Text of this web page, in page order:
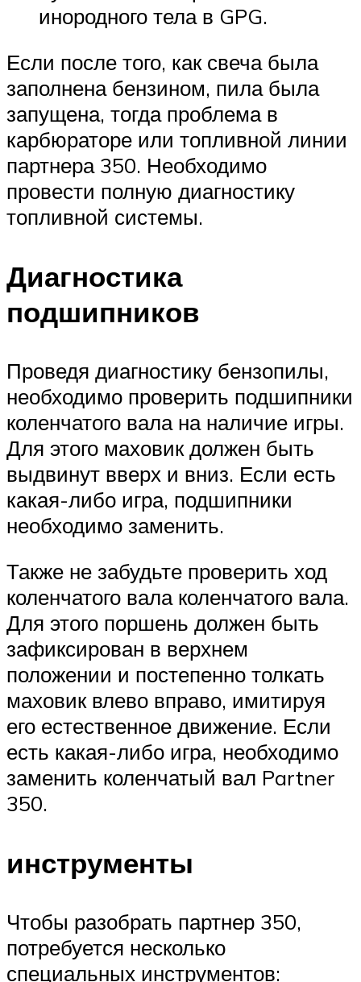
инородного тела в GPG.
Если после того, как свеча была
заполнена бензином, пила была
запущена, тогда проблема в
карбюраторе или топливной линии
партнера 350. Необходимо
провести полную диагностику
топливной системы.
Диагностика
подшипников
Проведя диагностику бензопилы,
необходимо проверить подшипники
коленчатого вала на наличие игры.
Для этого маховик должен быть
выдвинут вверх и вниз. Если есть
какая-либо игра, подшипники
необходимо заменить.
Также не забудьте проверить ход
коленчатого вала коленчатого вала.
Для этого поршень должен быть
зафиксирован в верхнем
положении и постепенно толкать
маховик влево вправо, имитируя
его естественное движение. Если
есть какая-либо игра, необходимо
заменить коленчатый вал Partner
350.
инструменты
Чтобы разобрать партнер 350,
потребуется несколько
специальных инструментов: